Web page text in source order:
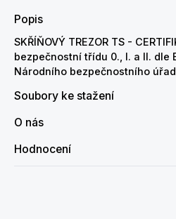
Popis
SKŘÍŇOVÝ TREZOR TS -
bezpečnostní třídu 0., I. a II. dle
Národního bezpečnostního
Soubory ke stažení
O nás
Hodnocení